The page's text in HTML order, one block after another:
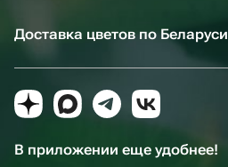
Доставка цветов по Беларуси
В приложении еще удобнее!